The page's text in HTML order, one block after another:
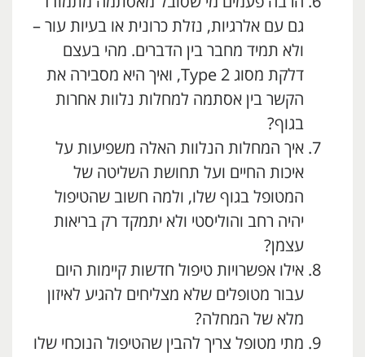
גם עם אלרגיות, נזלת כרונית או בעיות עור –
ולא תמיד מחבר בין הדברים. מהי בעצם
דלקת מסוג Type 2, ואיך היא מסבירה את
הקשר בין אסתמה למחלות נלוות אחרות
בגוף?
איך המחלות הנלוות האלה משפיעות על
איכות החיים ועל תחושת השליטה של
המטופל בגוף שלו, ולמה חשוב שהטיפול
יהיה רחב והוליסטי ולא יתמקד רק בריאות
עצמן?
אילו אפשרויות טיפול חדשות קיימות היום
עבור מטופלים שלא מצליחים להגיע לאיזון
מלא של המחלה?
מתי מטופל צריך להבין שהטיפול הנוכחי שלו